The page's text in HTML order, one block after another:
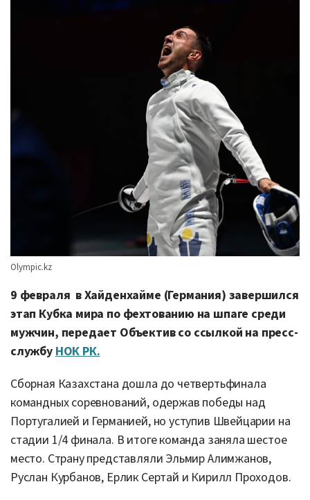
Olympic.kz
9 февраля в Хайденхайме (Германия) завершился
этап Кубка мира по фехтованию на шпаге среди
мужчин, передает Объектив со ссылкой на пресс-
службу НОК РК.
Сборная Казахстана дошла до четвертьфинала
командных соревнований, одержав победы над
Португалией и Германией, но уступив Швейцарии на
стадии 1/4 финала. В итоге команда заняла шестое
место. Страну представляли Эльмир Алимжанов,
Руслан Курбанов, Ерлик Сертай и Кирилл Проходов.